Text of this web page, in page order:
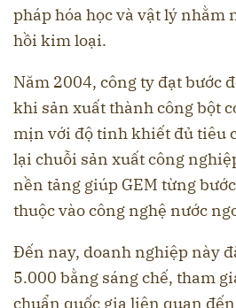
pháp hóa học và vật lý nhằm
hồi kim loại.
Năm 2004, công ty đạt bước
khi sản xuất thành công bột
mịn với độ tinh khiết đủ tiêu
lại chuỗi sản xuất công
nền tảng giúp GEM từng
thuộc vào công nghệ nước
Đến nay, doanh nghiệp này
5.000 bằng sáng chế, tham
chuẩn quốc gia liên quan